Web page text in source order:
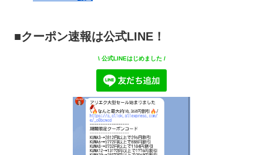
■クーポン速報は公式LINE！
\ 公式LINEはじめました /